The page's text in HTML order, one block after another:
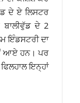
ਦੇ ਏ ਲਿਸਟਰ
ਦੇ 2
ਇੰਡਸਟਰੀ ਦਾ
ਆਏ ਹਨ। ਪਰ
ਇਨ੍ਹਾਂ